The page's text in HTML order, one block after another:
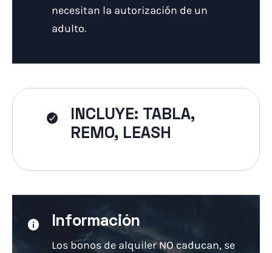
necesitan la autorización de un
adulto.
INCLUYE: TABLA,
REMO, LEASH
Información
Los bonos de alquiler NO caducan, se